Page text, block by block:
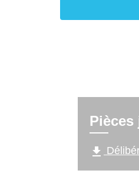
file_download